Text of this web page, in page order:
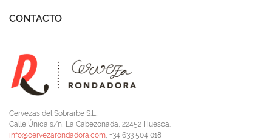
CONTACTO
Cervezas del Sobrarbe S.L.,
Calle Única s/n, La Cabezonada, 22452 Huesca.
info@cervezarondadora.com, +34 633 504 018